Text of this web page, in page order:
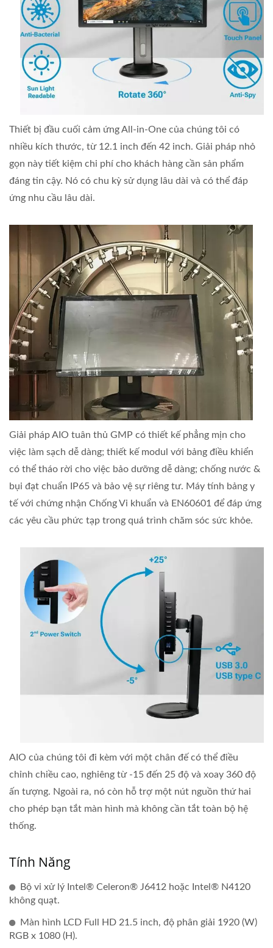
Thiết bị đầu cuối cảm ứng All-in-One của chúng tôi có
nhiều kích thước, từ 12.1 inch đến 42 inch. Giải pháp nhỏ
gọn này tiết kiệm chi phí cho khách hàng cần sản phẩm
đáng tin cậy. Nó có chu kỳ sử dụng lâu dài và có thể đáp
ứng nhu cầu lâu dài.
Giải pháp AIO tuân thủ GMP có thiết kế phẳng mịn cho
việc làm sạch dễ dàng; thiết kế modul với bảng điều khiển
có thể tháo rời cho việc bảo dưỡng dễ dàng; chống nước &
bụi đạt chuẩn IP65 và bảo vệ sự riêng tư. Máy tính bảng y
tế với chứng nhận Chống Vi khuẩn và EN60601 để đáp ứng
các yêu cầu phức tạp trong quá trình chăm sóc sức khỏe.
AIO của chúng tôi đi kèm với một chân đế có thể điều
chỉnh chiều cao, nghiêng từ -15 đến 25 độ và xoay 360 độ
ấn tượng. Ngoài ra, nó còn hỗ trợ một nút nguồn thứ hai
cho phép bạn tắt màn hình mà không cần tắt toàn bộ hệ
thống.
Tính Năng
Bộ vi xử lý Intel® Celeron® J6412 hoặc Intel® N4120
không quạt.
Màn hình LCD Full HD 21.5 inch, độ phân giải 1920 (W)
RGB x 1080 (H).